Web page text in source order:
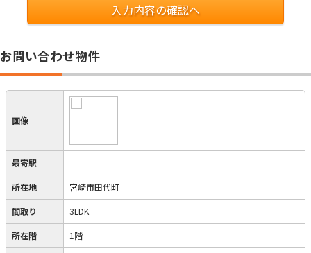
入力内容の確認へ
お問い合わせ物件
画像
最寄駅
所在地 宮崎市田代町
間取り 3LDK
所在階 1階